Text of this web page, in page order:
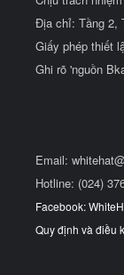
Địa chỉ: Tầng 2,
Giấy phép thiết
Ghi rõ 'nguồn
Email:
Hotline: (024)
Facebook:
Quy định và điều